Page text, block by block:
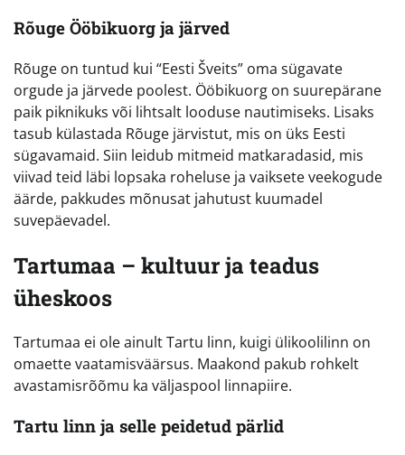
Rõuge Ööbikuorg ja järved
Rõuge on tuntud kui “Eesti Šveits” oma sügavate
orgude ja järvede poolest. Ööbikuorg on suurepärane
paik piknikuks või lihtsalt looduse nautimiseks. Lisaks
tasub külastada Rõuge järvistut, mis on üks Eesti
sügavamaid. Siin leidub mitmeid matkaradasid, mis
viivad teid läbi lopsaka roheluse ja vaiksete veekogude
äärde, pakkudes mõnusat jahutust kuumadel
suvepäevadel.
Tartumaa – kultuur ja teadus
üheskoos
Tartumaa ei ole ainult Tartu linn, kuigi ülikoolilinn on
omaette vaatamisväärsus. Maakond pakub rohkelt
avastamisrõõmu ka väljaspool linnapiire.
Tartu linn ja selle peidetud pärlid